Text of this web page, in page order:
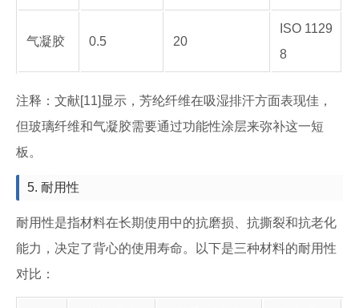
气凝胶 0.5 20
ISO 1129
8
注释：文献[11]显示，芳纶纤维在吸湿排汗方面表现佳，
但玻璃纤维和气凝胶需要通过功能性涂层来弥补这一短
板。
5. 耐用性
耐用性是指材料在长期使用中的抗磨损、抗撕裂和抗老化
能力，决定了背心的使用寿命。以下是三种材料的耐用性
对比：